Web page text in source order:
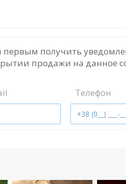
получить
продажи на данное
Телефон